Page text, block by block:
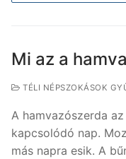
Mi az a
TÉLI NÉPSZOKÁSOK
A hamvazószerda
kapcsolódó nap.
más napra esik. A